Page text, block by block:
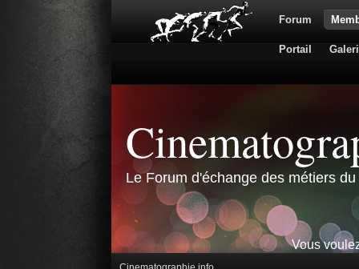
Forum
Portail
Le Forum d'échange des métiers
Vous